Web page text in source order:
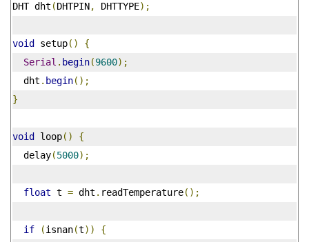
DHT dht (DHTPIN, DHTTYPE);
void setup()
{
Serial . begin(9600);
  dht
. begin();
}
void loop()
{
  delay
(5000);
float t = dht . readTemperature();
if (isnan(t))
{